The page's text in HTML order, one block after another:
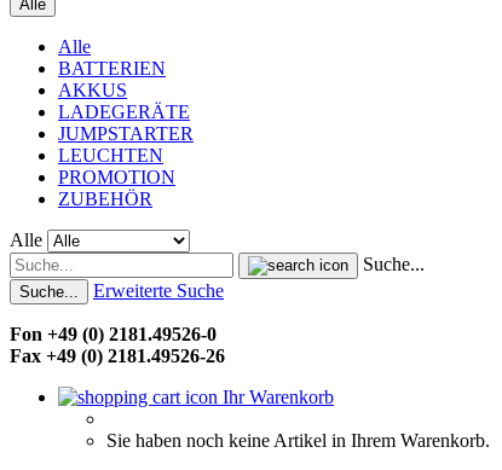
Alle
Alle
BATTERIEN
AKKUS
LADEGERÄTE
JUMPSTARTER
LEUCHTEN
PROMOTION
ZUBEHÖR
Alle
Suche...
Suche... Erweiterte Suche
Fon +49 (0) 2181.49526-0
Fax +49 (0) 2181.49526-26
Ihr Warenkorb
Sie haben noch keine Artikel in Ihrem Warenkorb.